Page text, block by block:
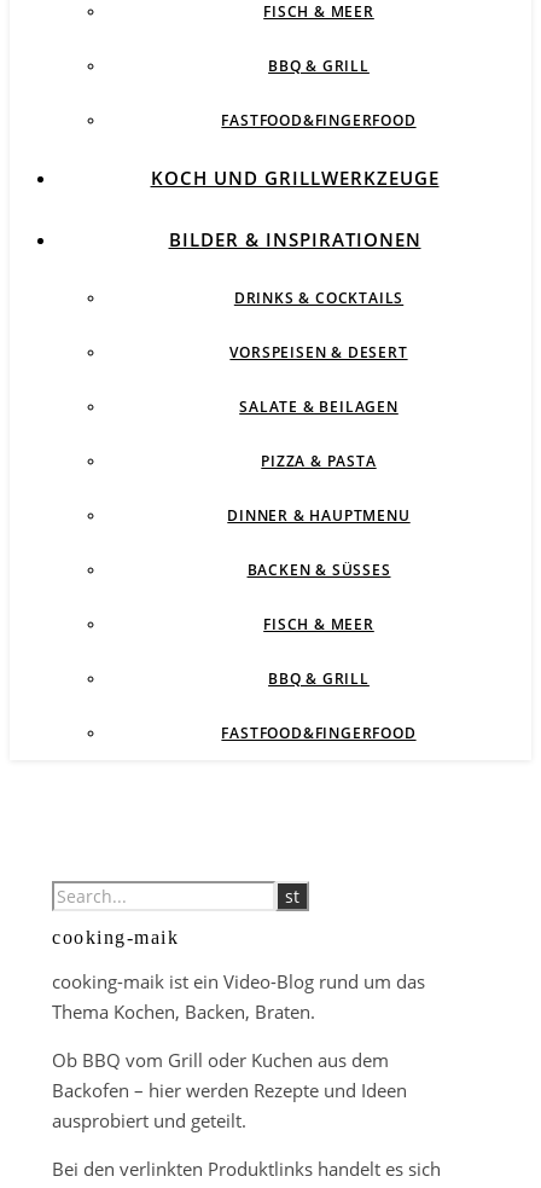
FISCH & MEER
BBQ & GRILL
FASTFOOD&FINGERFOOD
KOCH UND GRILLWERKZEUGE
BILDER & INSPIRATIONEN
DRINKS & COCKTAILS
VORSPEISEN & DESERT
SALATE & BEILAGEN
PIZZA & PASTA
DINNER & HAUPTMENU
BACKEN & SÜSSES
FISCH & MEER
BBQ & GRILL
FASTFOOD&FINGERFOOD
cooking-maik
cooking-maik ist ein Video-Blog rund um das
Thema Kochen, Backen, Braten.
Ob BBQ vom Grill oder Kuchen aus dem
Backofen – hier werden Rezepte und Ideen
ausprobiert und geteilt.
Bei den verlinkten Produktlinks handelt es sich